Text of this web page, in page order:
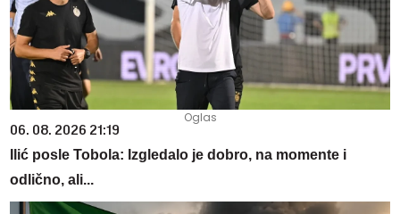
06. 08. 2026 21:19
Ilić posle Tobola: Izgledalo je dobro, na momente i
odlično, ali...